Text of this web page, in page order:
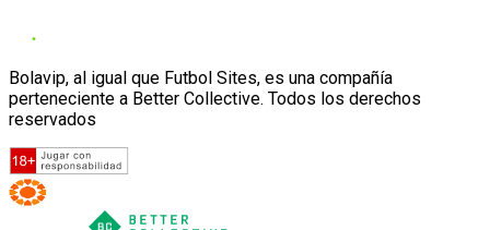
Bolavip, al igual que Futbol Sites, es una compañía
perteneciente a Better Collective. Todos los derechos
reservados